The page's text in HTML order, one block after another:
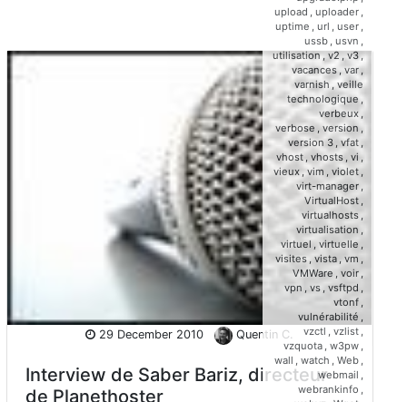
29 December 2010 Quentin C.
Interview de Saber Bariz, directeur
de Planethoster
upload , uploader ,
uptime , url , user ,
ussb , usvn ,
utilisation,v2,v3,
vacances , var,
varnish , veille
technologique ,
verbeux ,
verbose ,version,
version 3 ,vfat ,
vhost , vhosts , vi ,
vieux , vim , violet,
virt-manager ,
VirtualHost ,
virtualhosts ,
virtualisation ,
virtuel, virtuelle ,
visites , vista , vm ,
VMWare , voir ,
vpn , vs , vsftpd ,
vtonf ,
vulnérabilité ,
vzctl , vzlist ,
vzquota , w3pw ,
wall , watch , Web ,
webmail ,
webrankinfo ,